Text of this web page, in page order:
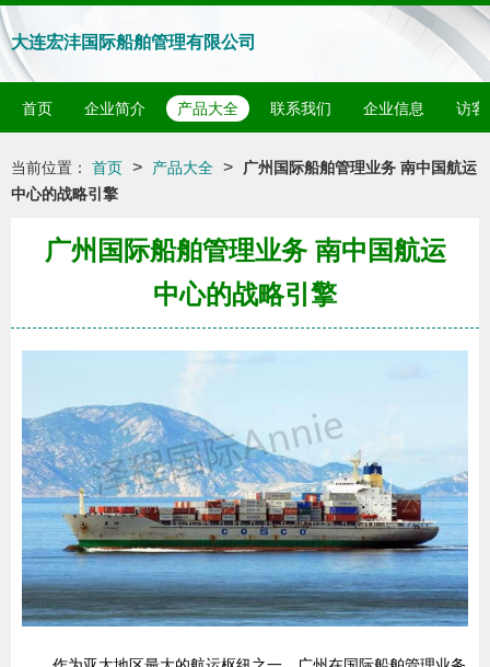
大连宏沣国际船舶管理有限公司
首页 企业简介 产品大全 联系我们 企业信息 访客
当前位置： 首页 > 产品大全 >
广州国际船舶管理业务 南中国航运
中心的战略引擎
广州国际船舶管理业务 南中国航运
中心的战略引擎